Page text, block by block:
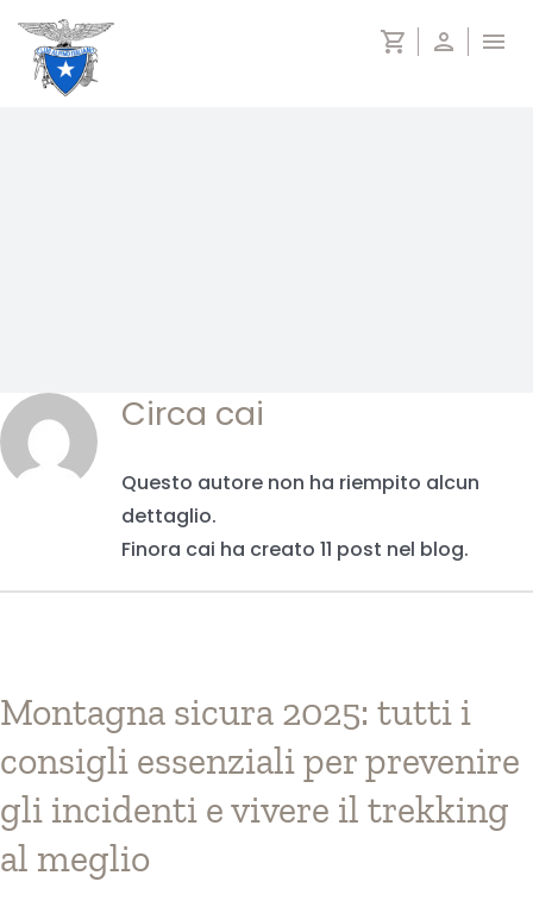
contenuto
shopping_cart person menu
Circa cai
Questo autore non ha riempito alcun
dettaglio.
Finora cai ha creato 11 post nel blog.
Montagna sicura 2025: tutti i
consigli essenziali per prevenire
gli incidenti e vivere il trekking
al meglio